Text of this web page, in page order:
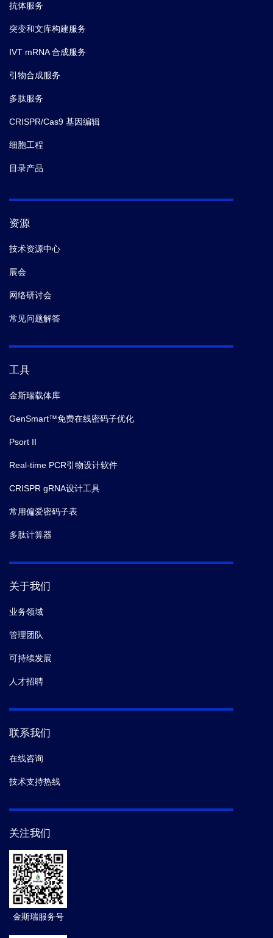
抗体服务
突变和文库构建服务
IVT mRNA 合成服务
引物合成服务
多肽服务
CRISPR/Cas9 基因编辑
细胞工程
目录产品
资源
技术资源中心
展会
网络研讨会
常见问题解答
工具
金斯瑞载体库
GenSmart™免费在线密码子优化
Psort II
Real-time PCR引物设计软件
CRISPR gRNA设计工具
常用偏爱密码子表
多肽计算器
关于我们
业务领域
管理团队
可持续发展
人才招聘
联系我们
在线咨询
技术支持热线
关注我们
金斯瑞服务号